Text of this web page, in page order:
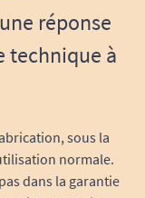
réponse
technique à
sous la
normale.
dans la garantie